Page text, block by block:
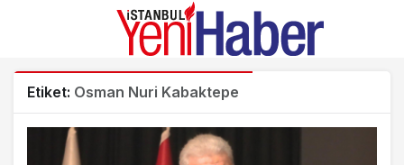
Etiket: Osman Nuri Kabaktepe